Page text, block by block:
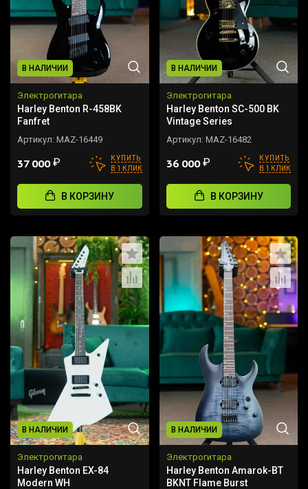
В НАЛИЧИИ
Электрогитара
Harley Benton R-458BK
Fanfret
Артикул: MAZ-16449
37 000₽
КУПИТЬ
В 1 КЛИК
В КОРЗИНУ
В НАЛИЧИИ
Электрогитара
Harley Benton SC-500 BK
Vintage Series
Артикул: MAZ-16482
36 000₽
КУПИТЬ
В 1 КЛИК
В КОРЗИНУ
В НАЛИЧИИ
Электрогитара
Harley Benton EX-84
Modern WH
В НАЛИЧИИ
Электрогитара
Harley Benton Amarok-BT
BKNT Flame Burst